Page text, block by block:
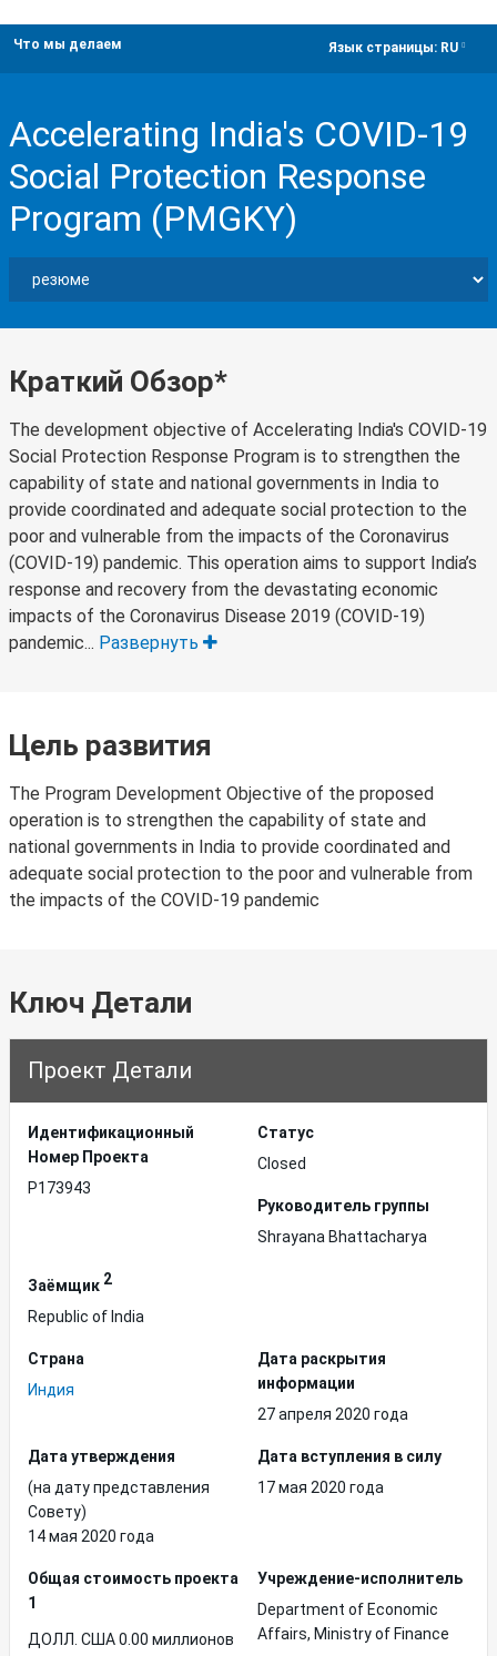
Что мы делаем Язык страницы: RU
Accelerating India's COVID-19
Social Protection Response
Program (PMGKY)
Краткий Обзор*
The development objective of Accelerating India's COVID-19
Social Protection Response Program is to strengthen the
capability of state and national governments in India to
provide coordinated and adequate social protection to the
poor and vulnerable from the impacts of the Coronavirus
(COVID-19) pandemic. This operation aims to support India’s
response and recovery from the devastating economic
impacts of the Coronavirus Disease 2019 (COVID-19)
pandemic... Развернуть
Цель развития
The Program Development Objective of the proposed
operation is to strengthen the capability of state and
national governments in India to provide coordinated and
adequate social protection to the poor and vulnerable from
the impacts of the COVID-19 pandemic
Ключ Детали
Проект Детали
Идентификационный
Hомер Проекта
P173943
Статус
Closed
Руководитель группы
Shrayana Bhattacharya
Заёмщик 2
Republic of India
Страна
Индия
Дата раскрытия
информации
27 апреля 2020 года
Дата утверждения
(на дату представления
Совету)
14 мая 2020 года
Дата вступления в силу
17 мая 2020 года
Общая стоимость проекта
1
ДОЛЛ. США 0.00 миллионов
Учреждение-исполнитель
Department of Economic
Affairs, Ministry of Finance